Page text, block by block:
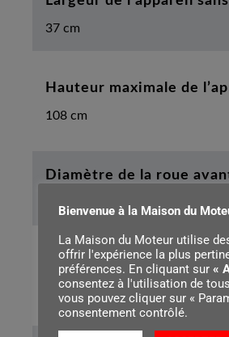
37 cm
Hauteur maximale de
108 cm
Diamètre de la roue
140 mm
Diamètre de la roue
170 mm
Bienvenue à la Maison du
La Maison du Moteur utilise
offrir l'expérience la plus
préférences. En cliquant sur «
consentez à l'utilisation de
vous pouvez cliquer sur «
consentement contrôlé.